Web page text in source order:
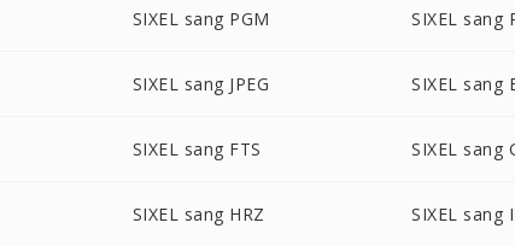
SIXEL sang PGM SIXEL sang
SIXEL sang JPEG SIXEL sang
SIXEL sang FTS SIXEL sang
SIXEL sang HRZ SIXEL sang